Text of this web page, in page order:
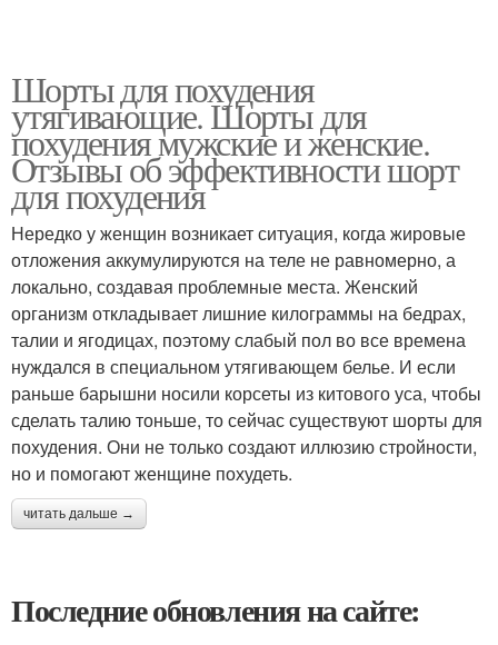
Шорты для похудения
утягивающие. Шорты для
похудения мужские и женские.
Отзывы об эффективности шорт
для похудения
Нередко у женщин возникает ситуация, когда жировые
отложения аккумулируются на теле не равномерно, а
локально, создавая проблемные места. Женский
организм откладывает лишние килограммы на бедрах,
талии и ягодицах, поэтому слабый пол во все времена
нуждался в специальном утягивающем белье. И если
раньше барышни носили корсеты из китового уса, чтобы
сделать талию тоньше, то сейчас существуют шорты для
похудения. Они не только создают иллюзию стройности,
но и помогают женщине похудеть.
читать дальше →
Последние обновления на сайте: